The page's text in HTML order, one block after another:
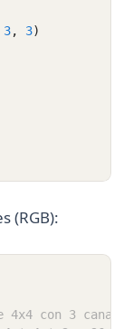
3, 3)
(RGB):
con 3